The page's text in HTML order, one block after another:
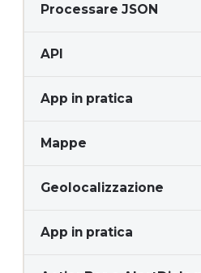
Processare JSON
API
App in pratica
Mappe
Geolocalizzazione
App in pratica